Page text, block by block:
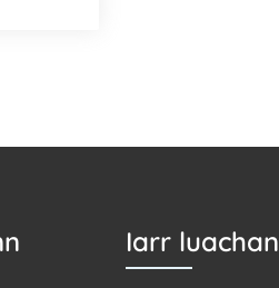
Iarr luachan